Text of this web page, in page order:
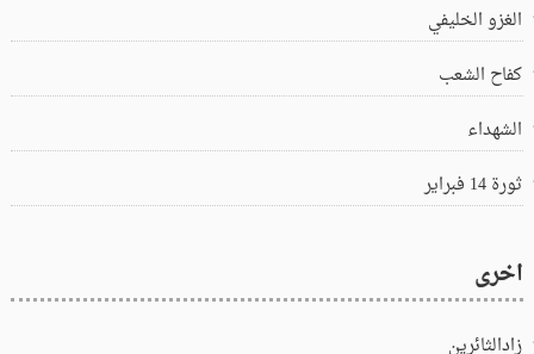
الغزو الخليفي
كفاح الشعب
الشهداء
ثورة 14 فبراير
اخرى
زادالثائرين